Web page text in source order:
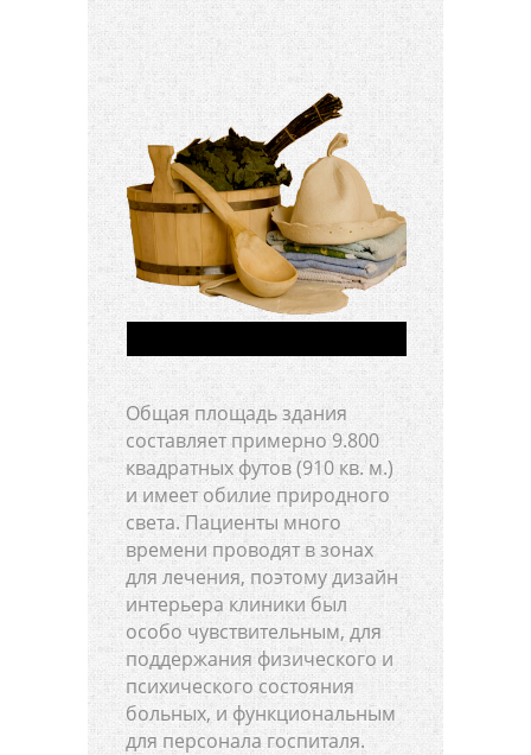
Общая площадь здания
составляет примерно 9.800
квадратных футов (910 кв. м.)
и имеет обилие природного
света. Пациенты много
времени проводят в зонах
для лечения, поэтому дизайн
интерьера клиники был
особо чувствительным, для
поддержания физического и
психического состояния
больных, и функциональным
для персонала госпиталя.